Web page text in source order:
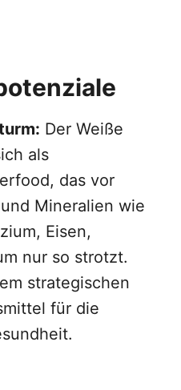
Der Weiße
als
das vor
Mineralien wie
Eisen,
nur so strotzt.
strategischen
für die